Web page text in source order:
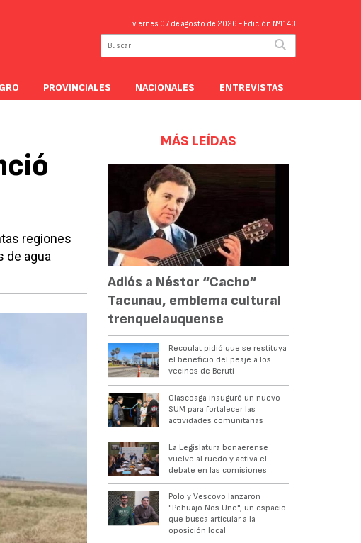
viernes 07 de agosto de 2026 - Edición Nº1143
PROVINCIALES NACIONALES ENTREVISTAS
regiones
de agua
MÁS LEÍDAS
Adiós a Néstor “Cacho”
Tacunau, emblema cultural
trenquelauquense
Recoulat pidió que se restituya
el beneficio del peaje a los
vecinos de Beruti
Olascoaga inauguró un nuevo
SUM para fortalecer las
actividades comunitarias
La Legislatura bonaerense
vuelve al ruedo y activa el
debate en las comisiones
Polo y Vescovo lanzaron
"Pehuajó Nos Une", un espacio
que busca articular a la
oposición local